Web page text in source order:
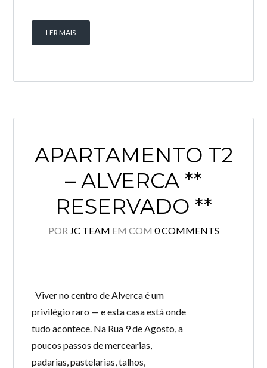
LER MAIS
APARTAMENTO T2
– ALVERCA **
RESERVADO **
POR JC TEAM EM COM 0 COMMENTS
Viver no centro de Alverca é um
privilégio raro — e esta casa está onde
tudo acontece. Na Rua 9 de Agosto, a
poucos passos de mercearias,
padarias, pastelarias, talhos,